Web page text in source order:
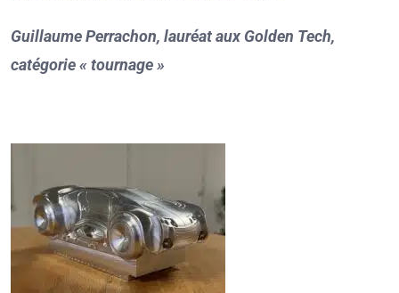
Guillaume Perrachon, lauréat aux Golden Tech,
catégorie « tournage »